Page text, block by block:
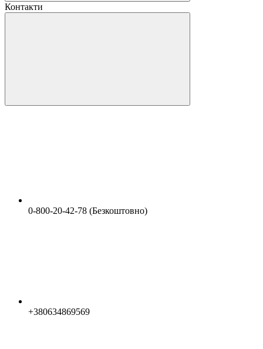
Контакти
0-800-20-42-78 (Безкоштовно)
+380634869569